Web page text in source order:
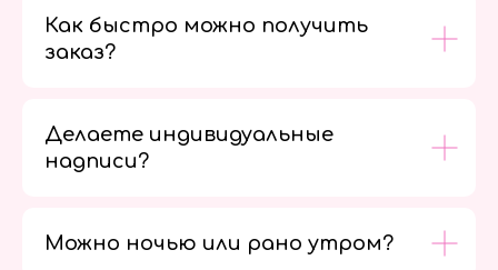
Как быстро можно получить
заказ?
Делаете индивидуальные
надписи?
Можно ночью или рано утром?